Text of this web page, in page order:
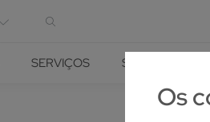
Os
SERVIÇOS SOLUÇÕES